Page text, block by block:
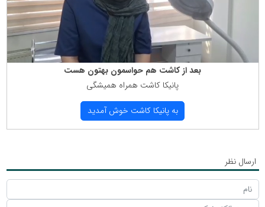
بعد از كاشت هم حواسمون بهتون هست
پانیكا كاشت همراه همیشگی
به پانیكا كاشت خوش آمدید
ارسال نظر